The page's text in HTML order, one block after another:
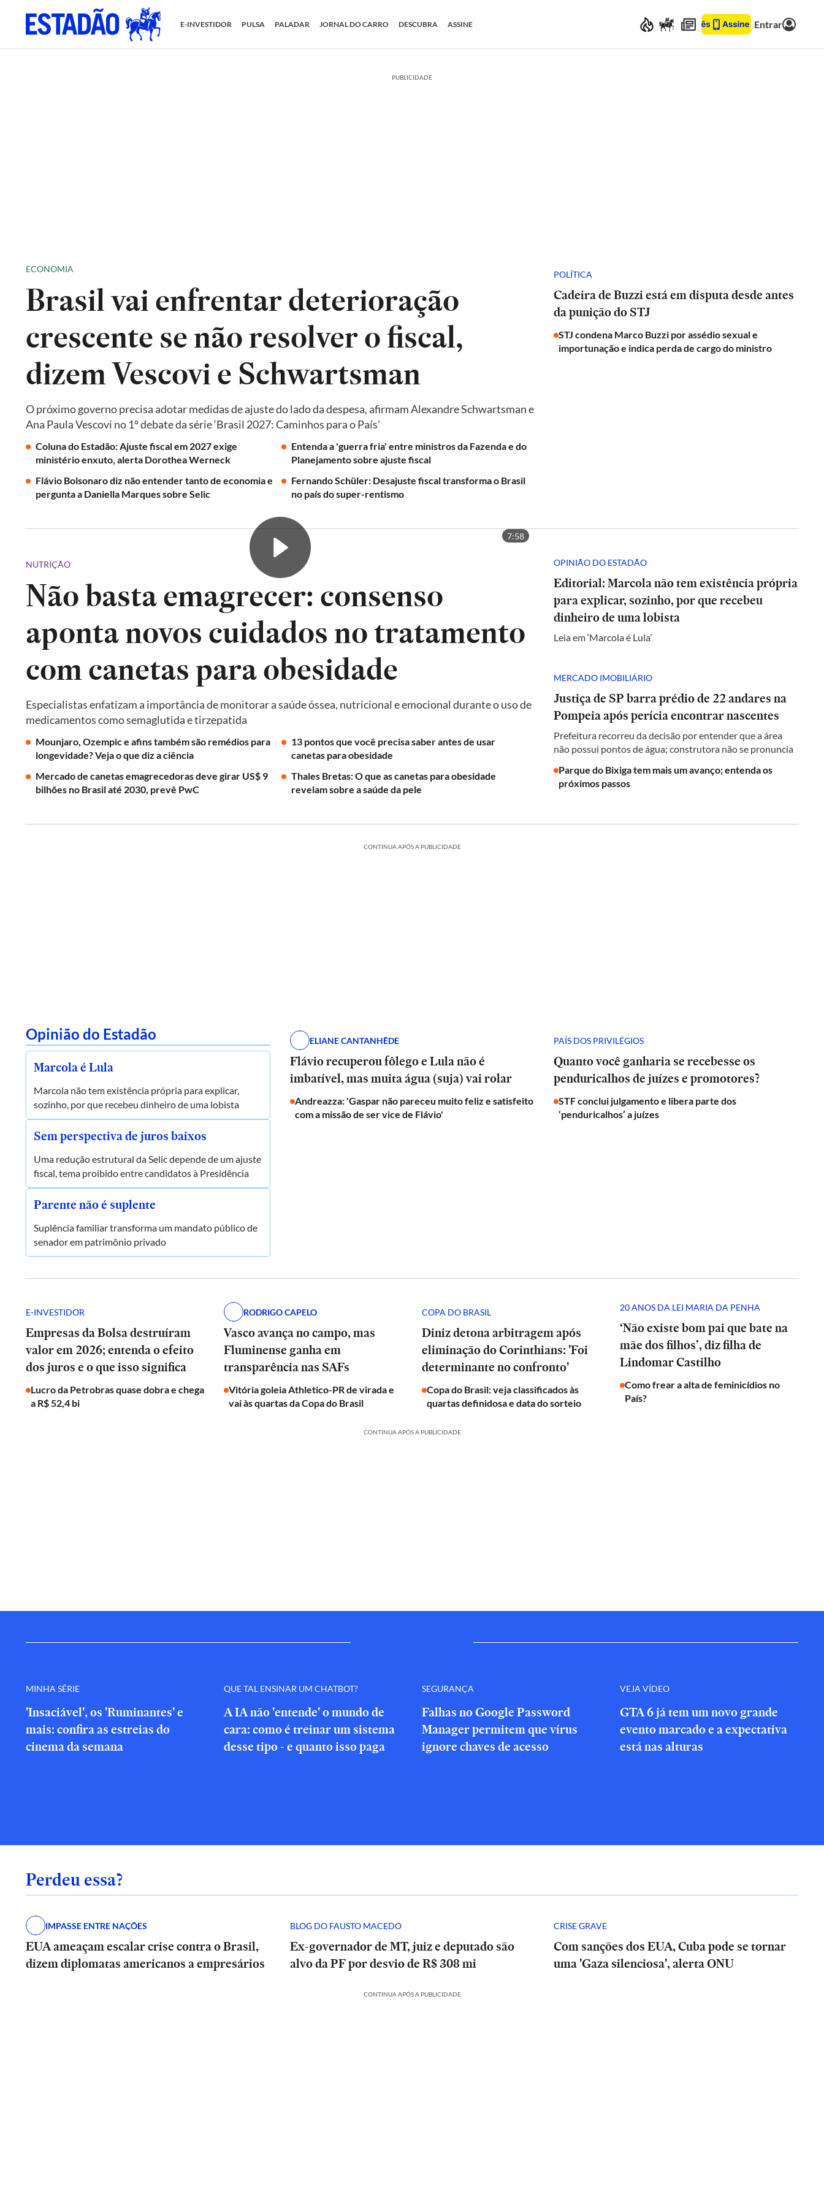
E-INVESTIDOR PULSA PALADAR JORNAL DO CARRO DESCUBRA ASSINE Entrar
PUBLICIDADE
ECONOMIA
Brasil vai enfrentar deterioração
crescente se não resolver o fiscal,
dizem Vescovi e Schwartsman
O próximo governo precisa adotar medidas de ajuste do lado da despesa, afirmam Alexandre Schwartsman e
Ana Paula Vescovi no 1º debate da série ‘Brasil 2027: Caminhos para o País’
Coluna do Estadão: Ajuste fiscal em 2027 exige
ministério enxuto, alerta Dorothea Werneck
Entenda a 'guerra fria' entre ministros da Fazenda e do
Planejamento sobre ajuste fiscal
Flávio Bolsonaro diz não entender tanto de economia e
pergunta a Daniella Marques sobre Selic
Fernando Schüler: Desajuste fiscal transforma o Brasil
no país do super-rentismo
POLÍTICA
Cadeira de Buzzi está em disputa desde antes
da punição do STJ
STJ condena Marco Buzzi por assédio sexual e
importunação e indica perda de cargo do ministro
7:58
NUTRIÇÃO
Não basta emagrecer: consenso
aponta novos cuidados no tratamento
com canetas para obesidade
Especialistas enfatizam a importância de monitorar a saúde óssea, nutricional e emocional durante o uso de
medicamentos como semaglutida e tirzepatida
Mounjaro, Ozempic e afins também são remédios para
longevidade? Veja o que diz a ciência
13 pontos que você precisa saber antes de usar
canetas para obesidade
Mercado de canetas emagrecedoras deve girar US$ 9
bilhões no Brasil até 2030, prevê PwC
Thales Bretas: O que as canetas para obesidade
revelam sobre a saúde da pele
OPINIÃO DO ESTADÃO
Editorial: Marcola não tem existência própria
para explicar, sozinho, por que recebeu
dinheiro de uma lobista
Leia em ‘Marcola é Lula’
MERCADO IMOBILIÁRIO
Justiça de SP barra prédio de 22 andares na
Pompeia após perícia encontrar nascentes
Prefeitura recorreu da decisão por entender que a área
não possui pontos de água; construtora não se pronuncia
Parque do Bixiga tem mais um avanço; entenda os
próximos passos
CONTINUA APÓS A PUBLICIDADE
Opinião do Estadão
Marcola é Lula
Marcola não tem existência própria para explicar,
sozinho, por que recebeu dinheiro de uma lobista
Sem perspectiva de juros baixos
Uma redução estrutural da Selic depende de um ajuste
fiscal, tema proibido entre candidatos à Presidência
Parente não é suplente
Suplência familiar transforma um mandato público de
senador em patrimônio privado
ELIANE CANTANHÊDE
Flávio recuperou fôlego e Lula não é
imbatível, mas muita água (suja) vai rolar
Andreazza: 'Gaspar não pareceu muito feliz e satisfeito
com a missão de ser vice de Flávio'
PAÍS DOS PRIVILÉGIOS
Quanto você ganharia se recebesse os
penduricalhos de juízes e promotores?
STF conclui julgamento e libera parte dos
‘penduricalhos’ a juízes
E-INVESTIDOR
Empresas da Bolsa destruíram
valor em 2026; entenda o efeito
dos juros e o que isso significa
Lucro da Petrobras quase dobra e chega
a R$ 52,4 bi
RODRIGO CAPELO
Vasco avança no campo, mas
Fluminense ganha em
transparência nas SAFs
Vitória goleia Athletico-PR de virada e
vai às quartas da Copa do Brasil
COPA DO BRASIL
Diniz detona arbitragem após
eliminação do Corinthians: 'Foi
determinante no confronto'
Copa do Brasil: veja classificados às
quartas definidosa e data do sorteio
20 ANOS DA LEI MARIA DA PENHA
‘Não existe bom pai que bate na
mãe dos filhos’, diz filha de
Lindomar Castilho
Como frear a alta de feminicídios no
País?
CONTINUA APÓS A PUBLICIDADE
MINHA SÉRIE
'Insaciável', os 'Ruminantes' e
mais: confira as estreias do
cinema da semana
QUE TAL ENSINAR UM CHATBOT?
A IA não 'entende' o mundo de
cara: como é treinar um sistema
desse tipo - e quanto isso paga
SEGURANÇA
Falhas no Google Password
Manager permitem que vírus
ignore chaves de acesso
VEJA VÍDEO
GTA 6 já tem um novo grande
evento marcado e a expectativa
está nas alturas
Perdeu essa?
IMPASSE ENTRE NAÇÕES
EUA ameaçam escalar crise contra o Brasil,
dizem diplomatas americanos a empresários
BLOG DO FAUSTO MACEDO
Ex-governador de MT, juiz e deputado são
alvo da PF por desvio de R$ 308 mi
CRISE GRAVE
Com sanções dos EUA, Cuba pode se tornar
uma 'Gaza silenciosa', alerta ONU
CONTINUA APÓS A PUBLICIDADE